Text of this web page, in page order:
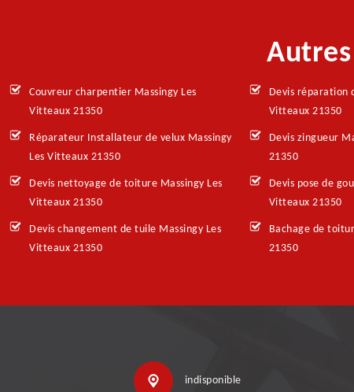
Couvreur charpentier Massingy Les
Vitteaux 21350
Réparateur Installateur de velux Massingy
Les Vitteaux 21350
Devis nettoyage de toiture Massingy Les
Vitteaux 21350
Devis changement de tuile Massingy Les
Vitteaux 21350
Devis réparation
Vitteaux 21350
Devis zingueur
21350
Devis pose de
Vitteaux 21350
Bachage de
21350
indisponible